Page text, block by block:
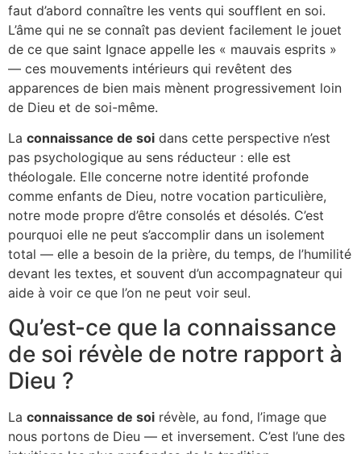
faut d’abord connaître les vents qui soufflent en soi.
L’âme qui ne se connaît pas devient facilement le jouet
de ce que saint Ignace appelle les « mauvais esprits »
— ces mouvements intérieurs qui revêtent des
apparences de bien mais mènent progressivement loin
de Dieu et de soi-même.
La connaissance de soi dans cette perspective n’est
pas psychologique au sens réducteur : elle est
théologale. Elle concerne notre identité profonde
comme enfants de Dieu, notre vocation particulière,
notre mode propre d’être consolés et désolés. C’est
pourquoi elle ne peut s’accomplir dans un isolement
total — elle a besoin de la prière, du temps, de l’humilité
devant les textes, et souvent d’un accompagnateur qui
aide à voir ce que l’on ne peut voir seul.
Qu’est-ce que la connaissance
de soi révèle de notre rapport à
Dieu ?
La connaissance de soi révèle, au fond, l’image que
nous portons de Dieu — et inversement. C’est l’une des